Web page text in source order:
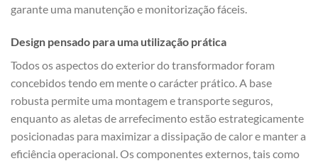
garante uma manutenção e monitorização fáceis.
Design pensado para uma utilização prática
Todos os aspectos do exterior do transformador foram
concebidos tendo em mente o carácter prático. A base
robusta permite uma montagem e transporte seguros,
enquanto as aletas de arrefecimento estão estrategicamente
posicionadas para maximizar a dissipação de calor e manter a
eficiência operacional. Os componentes externos, tais como